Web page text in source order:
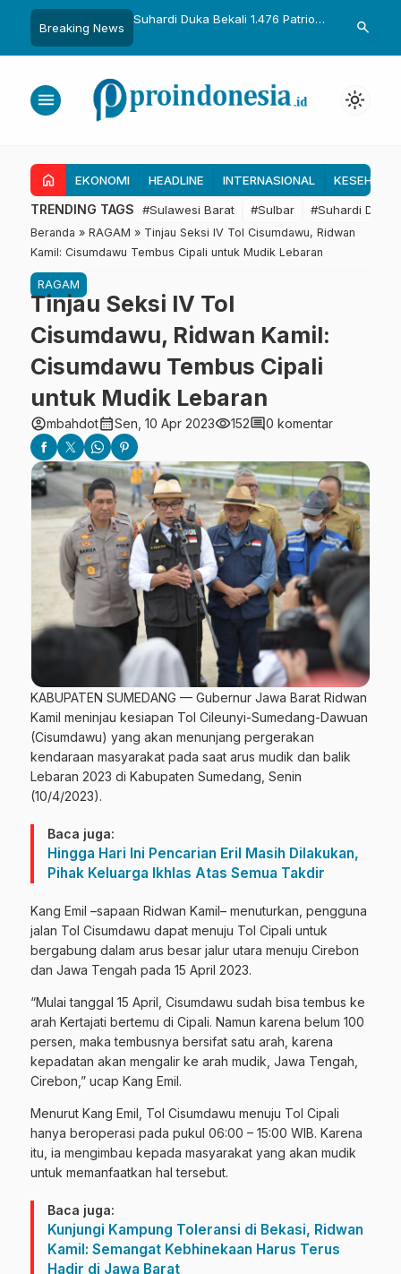
Breaking News
Gelar Sulo
Suhardi Duka Bekali 1.476 Patriot
Dasar Kebijakan Transmigrasi
Gubernur
untuk
search
menu light_mode
home EKONOMI HEADLINE INTERNASIONAL
TRENDING TAGS #Sulawesi Barat #Sulbar #Suhardi Duka
Beranda » RAGAM » Tinjau Seksi IV Tol Cisumdawu, Ridwan
Kamil: Cisumdawu Tembus Cipali untuk Mudik Lebaran
RAGAM
Tinjau Seksi IV Tol
Cisumdawu, Ridwan Kamil:
Cisumdawu Tembus Cipali
untuk Mudik Lebaran
account_circlembahdotcalendar_monthSen, 10 Apr 2023visibility152comment0 komentar
KABUPATEN SUMEDANG — Gubernur Jawa Barat Ridwan
Kamil meninjau kesiapan Tol Cileunyi-Sumedang-Dawuan
(Cisumdawu) yang akan menunjang pergerakan
kendaraan masyarakat pada saat arus mudik dan balik
Lebaran 2023 di Kabupaten Sumedang, Senin
(10/4/2023).
Baca juga:
Hingga Hari Ini Pencarian Eril Masih Dilakukan,
Pihak Keluarga Ikhlas Atas Semua Takdir
Kang Emil –sapaan Ridwan Kamil– menuturkan, pengguna
jalan Tol Cisumdawu dapat menuju Tol Cipali untuk
bergabung dalam arus besar jalur utara menuju Cirebon
dan Jawa Tengah pada 15 April 2023.
“Mulai tanggal 15 April, Cisumdawu sudah bisa tembus ke
arah Kertajati bertemu di Cipali. Namun karena belum 100
persen, maka tembusnya bersifat satu arah, karena
kepadatan akan mengalir ke arah mudik, Jawa Tengah,
Cirebon,” ucap Kang Emil.
Menurut Kang Emil, Tol Cisumdawu menuju Tol Cipali
hanya beroperasi pada pukul 06:00 – 15:00 WIB. Karena
itu, ia mengimbau kepada masyarakat yang akan mudik
untuk memanfaatkan hal tersebut.
Baca juga:
Kunjungi Kampung Toleransi di Bekasi, Ridwan
Kamil: Semangat Kebhinekaan Harus Terus
Hadir di Jawa Barat